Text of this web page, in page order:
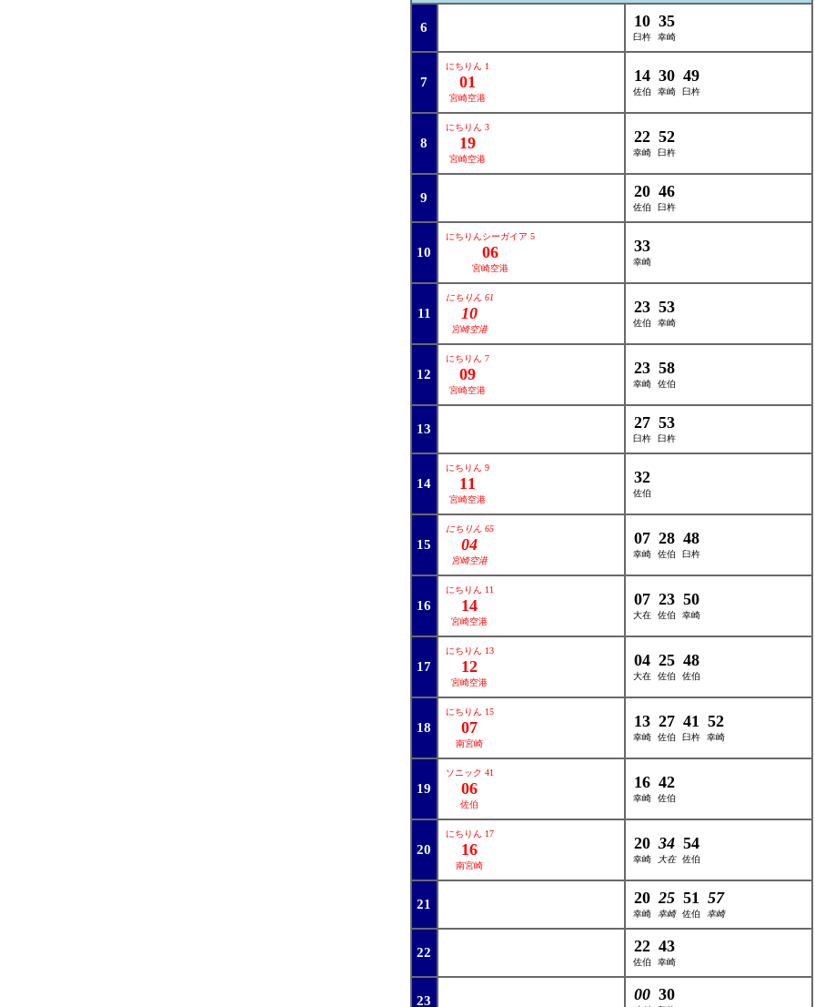
6 10
臼杵
35
幸崎
7
にちりん 1
01
宮崎空港
14
佐伯
30
幸崎
49
臼杵
8
にちりん 3
19
宮崎空港
22
幸崎
52
臼杵
9 20
佐伯
46
臼杵
10
にちりんシーガイア 5
06
宮崎空港
33
幸崎
11
にちりん 61
10
宮崎空港
23
佐伯
53
幸崎
12
にちりん 7
09
宮崎空港
23
幸崎
58
佐伯
13 27
臼杵
53
臼杵
14
にちりん 9
11
宮崎空港
32
佐伯
15
にちりん 65
04
宮崎空港
07
幸崎
28
佐伯
48
臼杵
16
にちりん 11
14
宮崎空港
07
大在
23
佐伯
50
幸崎
17
にちりん 13
12
宮崎空港
04
大在
25
佐伯
48
佐伯
18
にちりん 15
07
南宮崎
13
幸崎
27
佐伯
41
臼杵
52
幸崎
19
ソニック 41
06
佐伯
16
幸崎
42
佐伯
20
にちりん 17
16
南宮崎
20
幸崎
34
大在
54
佐伯
21 20
幸崎
25
幸崎
51
佐伯
57
幸崎
22 22
佐伯
43
幸崎
23 00 30